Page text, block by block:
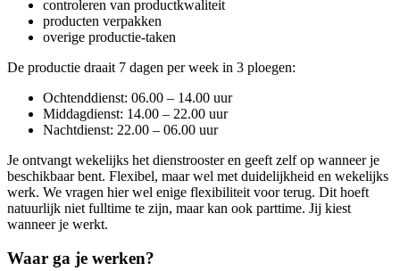
controleren van productkwaliteit
producten verpakken
overige productie‑taken
De productie draait 7 dagen per week in 3 ploegen:
Ochtenddienst: 06.00 – 14.00 uur
Middagdienst: 14.00 – 22.00 uur
Nachtdienst: 22.00 – 06.00 uur
Je ontvangt wekelijks het dienstrooster en geeft zelf op wanneer je
beschikbaar bent. Flexibel, maar wel met duidelijkheid en wekelijks
werk. We vragen hier wel enige flexibiliteit voor terug. Dit hoeft
natuurlijk niet fulltime te zijn, maar kan ook parttime. Jij kiest
wanneer je werkt.
Waar ga je werken?